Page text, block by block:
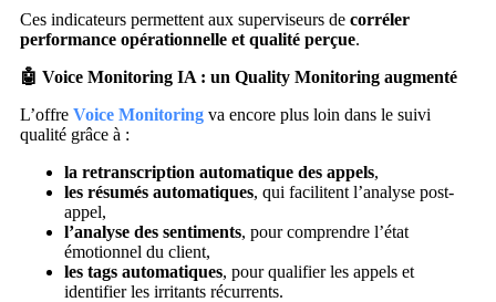
Ces indicateurs permettent aux superviseurs de corréler
performance opérationnelle et qualité perçue.
🤖 Voice Monitoring IA : un Quality Monitoring augmenté
L’offre Voice Monitoring va encore plus loin dans le suivi
qualité grâce à :
la retranscription automatique des appels,
les résumés automatiques, qui facilitent l’analyse post-
appel,
l’analyse des sentiments, pour comprendre l’état
émotionnel du client,
les tags automatiques, pour qualifier les appels et
identifier les irritants récurrents.